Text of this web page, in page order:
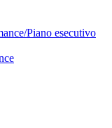
Piano esecutivo